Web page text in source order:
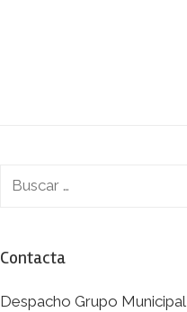
Contacta
Despacho Grupo Municipal